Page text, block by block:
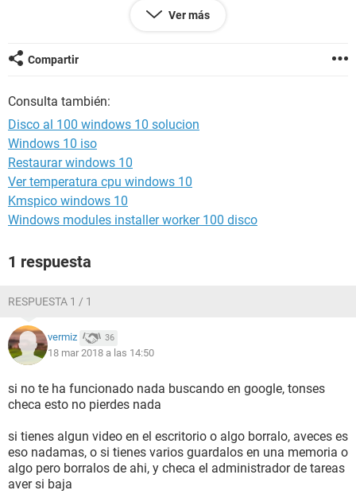
Ver más
Compartir
Consulta también:
Disco al 100 windows 10 solucion
Windows 10 iso
Restaurar windows 10
Ver temperatura cpu windows 10
Kmspico windows 10
Windows modules installer worker 100 disco
1 respuesta
RESPUESTA 1 / 1
vermiz 36
18 mar 2018 a las 14:50
si no te ha funcionado nada buscando en google, tonses
checa esto no pierdes nada
si tienes algun video en el escritorio o algo borralo, aveces es
eso nadamas, o si tienes varios guardalos en una memoria o
algo pero borralos de ahi, y checa el administrador de tareas
aver si baja